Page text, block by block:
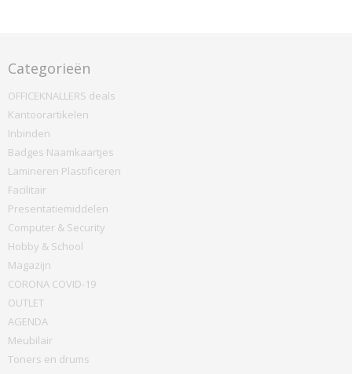
Categorieën
OFFICEKNALLERS deals
Kantoorartikelen
Inbinden
Badges Naamkaartjes
Lamineren Plastificeren
Facilitair
Presentatiemiddelen
Computer & Security
Hobby & School
Magazijn
CORONA COVID-19
OUTLET
AGENDA
Meubilair
Toners en drums